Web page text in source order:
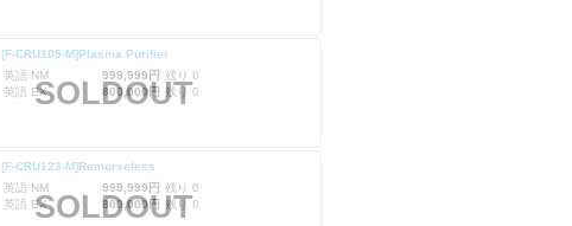
[F-CRU105-M]Plasma Purifier
英語 NM
999,999円 残り 0
英語 EX
800,000円 残り 0
SOLDOUT
[F-CRU123-M]Remorseless
英語 NM
999,999円 残り 0
英語 EX
800,000円 残り 0
SOLDOUT